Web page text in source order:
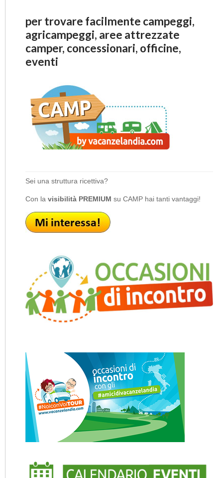
per trovare facilmente campeggi,
agricampeggi, aree attrezzate
camper, concessionari, officine,
eventi
Sei una struttura ricettiva?
Con la visibilità PREMIUM su CAMP hai tanti vantaggi!